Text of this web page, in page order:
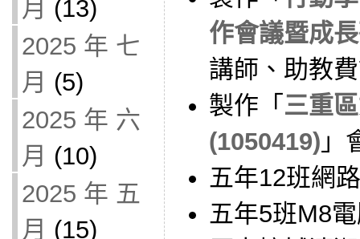
月 (13)
2025 年 七
月 (5)
2025 年 六
月 (10)
2025 年 五
月 (15)
作會議暨成
講師、助教
製作「 三重
(1050419) 」
五年12班網
五年5班M8